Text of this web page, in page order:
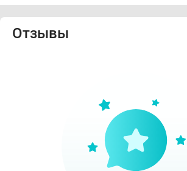
Отзывы